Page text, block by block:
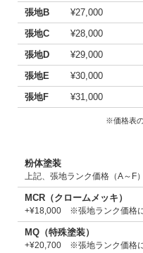
張地B
¥27,000
張地C
¥28,000
張地D
¥29,000
張地E
¥30,000
張地F
¥31,000
※価格表
粉体塗装
上記、張地ランク価格（A～F
MCR（クロームメッキ）
+¥18,000 ※張地ランク価格に
MQ（特殊塗装）
+¥20,700 ※張地ランク価格に